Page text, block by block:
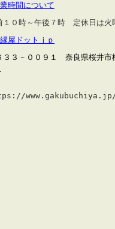
時間について
１０時～午後７時 定休日は火
屋ドットｊｐ
３３－００９１ 奈良県桜井